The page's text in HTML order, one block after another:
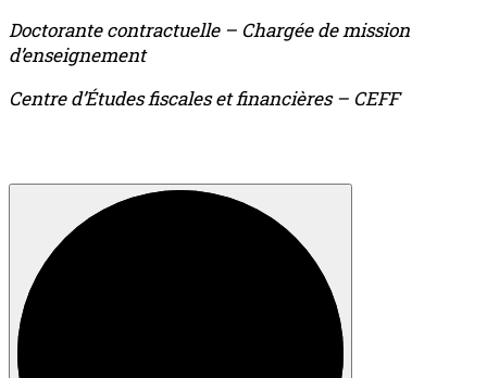
Doctorante contractuelle – Chargée de mission
d’enseignement
Centre d’Études fiscales et financières – CEFF